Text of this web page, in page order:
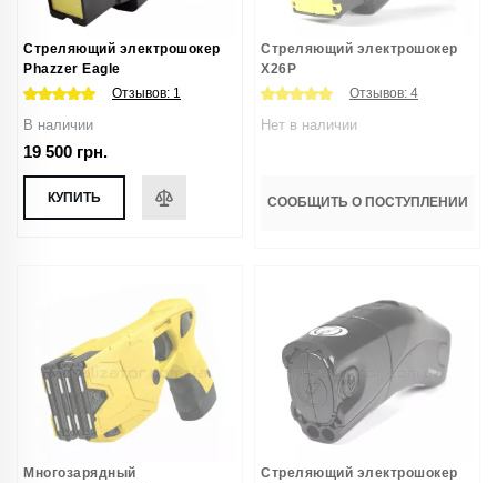
Стреляющий электрошокер
Phazzer Eagle
Отзывов: 1
В наличии
19 500 грн.
КУПИТЬ
Стреляющий электрошокер
X26P
Отзывов: 4
Нет в наличии
СООБЩИТЬ О ПОСТУПЛЕНИИ
Многозарядный
Стреляющий электрошокер